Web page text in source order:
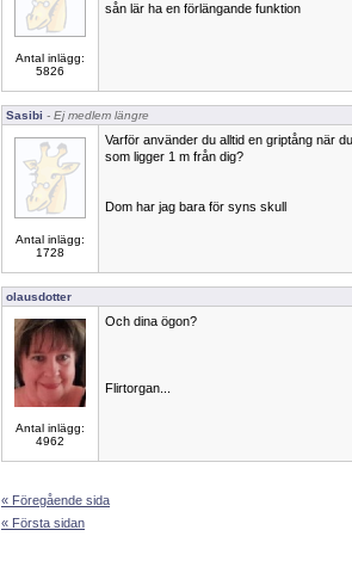
Antal inlägg:
5826
sån lär ha en förlängande funktion
Sasibi - Ej medlem längre
Antal inlägg:
1728
Varför använder du alltid en griptång när
som ligger 1 m från dig?
Dom har jag bara för syns skull
olausdotter
Antal inlägg:
4962
Och dina ögon?
Flirtorgan...
« Föregående sida
« Första sidan